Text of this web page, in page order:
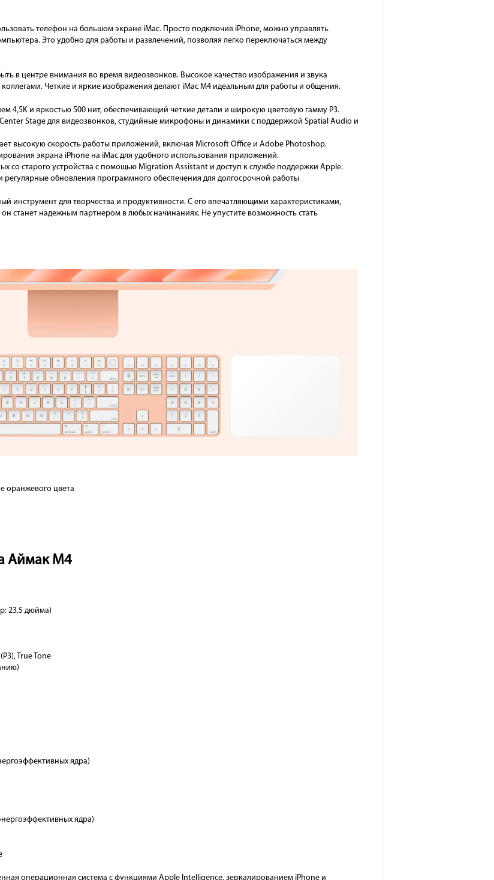
телефон на большом экране iMac. Просто подключив iPhone, можно управлять
Это удобно для работы и развлечений, позволяя легко переключаться между
в центре внимания во время видеозвонков. Высокое качество изображения и звука
коллегами. Четкие и яркие изображения делают iMac M4 идеальным для работы и общения.
4,5K и яркостью 500 нит, обеспечивающий четкие детали и широкую цветовую гамму P3.
Stage для видеозвонков, студийные микрофоны и динамики с поддержкой Spatial Audio и
высокую скорость работы приложений, включая Microsoft Office и Adobe Photoshop.
экрана iPhone на iMac для удобного использования приложений.
со старого устройства с помощью Migration Assistant и доступ к службе поддержки Apple.
регулярные обновления программного обеспечения для долгосрочной работы
для творчества и продуктивности. С его впечатляющими характеристиками,
надежным партнером в любых начинаниях. Не упустите возможность стать
оранжевого цвета
Аймак М4
23.5 дюйма)
True Tone
ядра)
ядра)
операционная система с функциями Apple Intelligence, зеркалированием iPhone и